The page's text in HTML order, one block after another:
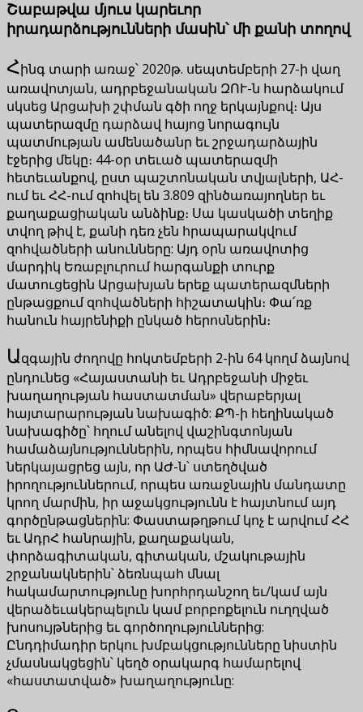
Շաբաթվա մյուս կարեւոր
իրադարձությունների մասին՝ մի քանի տողով
Հինգ տարի առաջ՝ 2020թ. սեպտեմբերի 27-ի վաղ
առավոտյան, ադրբեջանական ԶՈՒ-ն հարձակում
սկսեց Արցախի շփման գծի ողջ երկայնքով։ Այս
պատերազմը դարձավ հայոց նորագույն
պատմության ամենածանր եւ շրջադարձային
էջերից մեկը։ 44-օր տեւած պատերազմի
հետեւանքով, ըստ պաշտոնական տվյալների, ԱՀ-
ում եւ ՀՀ-ում զոհվել են 3.809 զինծառայողներ եւ
քաղաքացիական անձինք։ Սա կասկածի տեղիք
տվող թիվ է, քանի դեռ չեն հրապարակվում
զոհվածների անունները: Այդ օրն առավոտից
մարդիկ Եռաբլուրում հարգանքի տուրք
մատուցեցին Արցախյան երեք պատերազմների
ընթացքում զոհվածների հիշատակին։ Փա՛ռք
հանուն հայրենիքի ընկած հերոսներին։
Ազգային ժողովը հոկտեմբերի 2-ին 64 կողմ ձայնով
ընդունեց «Հայաստանի եւ Ադրբեջանի միջեւ
խաղաղության հաստատման» վերաբերյալ
հայտարարության նախագիծ: ՔՊ-ի հեղինակած
նախագիծը՝ հղում անելով վաշինգտոնյան
համաձայնություններին, որպես հիմնավորում
ներկայացրեց այն, որ ԱԺ-ն՝ ստեղծված
իրողություններում, որպես առաջնային մանդատը
կրող մարմին, իր աջակցությունն է հայտնում այդ
գործընթացներին: Փաստաթղթում կոչ է արվում ՀՀ
եւ ԱդրՀ հանրային, քաղաքական,
փորձագիտական, գիտական, մշակութային
շրջանակներին՝ ձեռնպահ մնալ
հակամարտությունը խորհրդանշող եւ/կամ այն
վերաձեւակերպելուն կամ բորբոքելուն ուղղված
խոսույթներից եւ գործողություններից:
Ընդդիմադիր երկու խմբակցությունները նիստին
չմասնակցեցին՝ կեղծ օրակարգ համարելով
«հաստատված» խաղաղությունը: